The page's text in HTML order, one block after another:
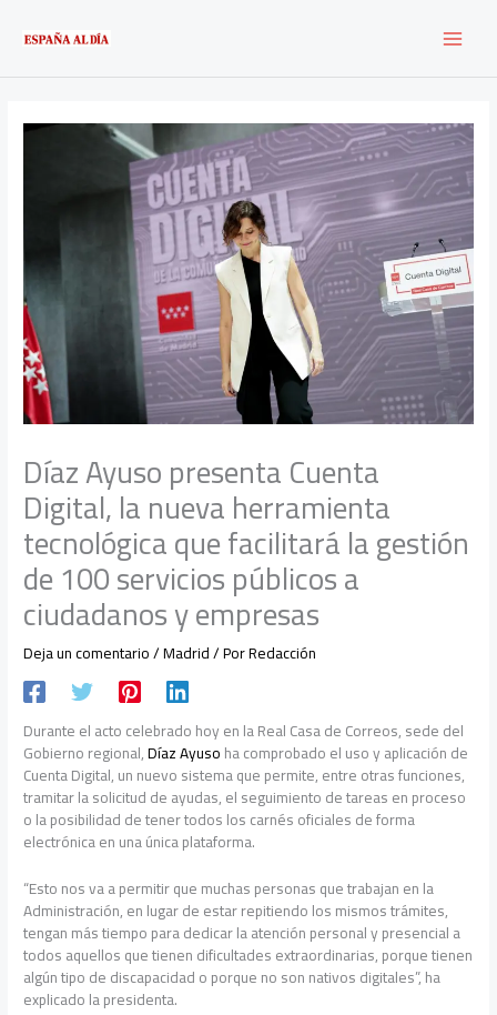
contenido
Díaz Ayuso presenta Cuenta
Digital, la nueva herramienta
tecnológica que facilitará la gestión
de 100 servicios públicos a
ciudadanos y empresas
Deja un comentario/Madrid/ PorRedacción
Durante el acto celebrado hoy en la Real Casa de Correos, sede del
Gobierno regional,Díaz Ayusoha comprobado el uso y aplicación de
Cuenta Digital, un nuevo sistema que permite, entre otras funciones,
tramitar la solicitud de ayudas, el seguimiento de tareas en proceso
o la posibilidad de tener todos los carnés oficiales de forma
electrónica en una única plataforma.
“Esto nos va a permitir que muchas personas que trabajan en la
Administración, en lugar de estar repitiendo los mismos trámites,
tengan más tiempo para dedicar la atención personal y presencial a
todos aquellos que tienen dificultades extraordinarias, porque tienen
algún tipo de discapacidad o porque no son nativos digitales”, ha
explicado la presidenta.